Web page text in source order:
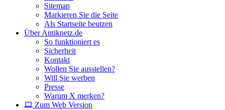
Sitemap
Markieren Sie die Seite
Als Startseite beutzen
Über Antiknetz.de
So funktioniert es
Sicherheit
Kontakt
Wollen Sie ausstellen?
Will Sie werben
Presse
Warum X merken?
Zum Web Version